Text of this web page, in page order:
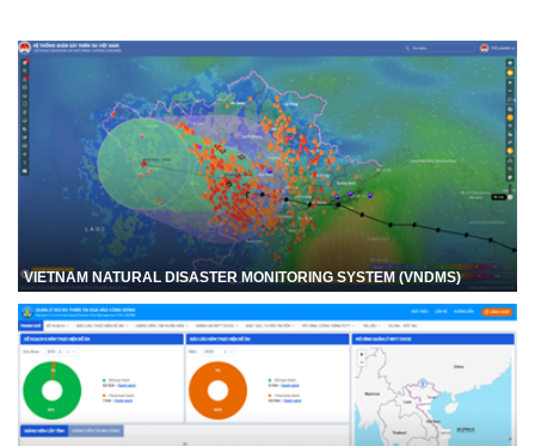
VIETNAM NATURAL DISASTER MONITORING SYSTEM (VNDMS)